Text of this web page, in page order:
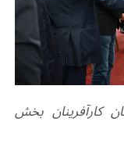
کارآفرینان بخش